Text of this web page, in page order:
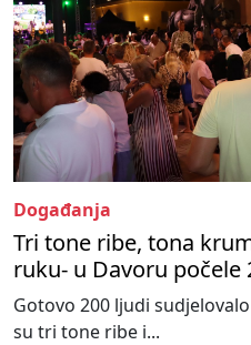
Događanja
Tri tone ribe, tona
ruku- u Davoru počele
Gotovo 200 ljudi
su tri tone ribe i...